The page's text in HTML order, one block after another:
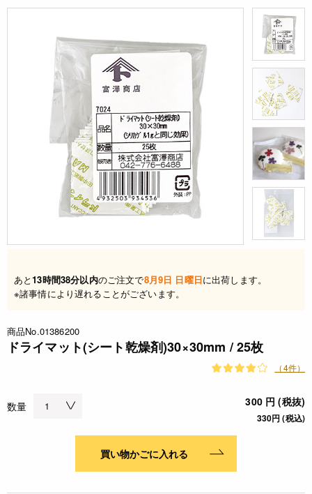
あと13時間38分以内のご注文で8月9日 日曜日に出荷します。
※諸事情により遅れることがございます。
商品No.01386200
ドライマット(シート乾燥剤)30×30mm / 25枚
（4件）
数量 300 円 (税抜)
330円 (税込)
買い物かごに入れる